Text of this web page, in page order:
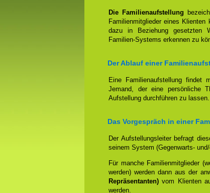
Die Familienaufstellung
Familienmitglieder eines
dazu in Beziehung gesetzten
Familien-Systems erkennen zu
Der Ablauf einer
Eine Familienaufstellung
Jemand, der eine persönliche
Aufstellung durchführen zu lassen.
Das Vorgespräch in einer
Der Aufstellungsleiter befragt
seinem System (Gegenwarts-
Für manche Familienmitglieder
werden) werden dann aus der
Repräsentanten) vom Klienten
werden.